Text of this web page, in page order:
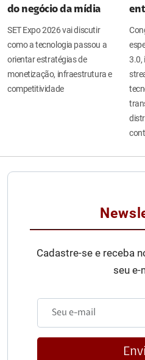
do negócio da mídia
SET Expo 2026 vai discutir
como a tecnologia passou a
orientar estratégias de
monetização, infraestrutura e
competitividade
3.0,
Cadastre-se e receba
seu e-